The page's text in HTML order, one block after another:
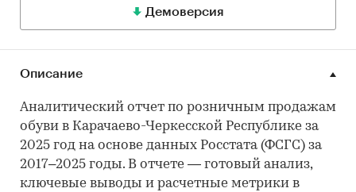
Демоверсия
Описание
Аналитический отчет по розничным продажам
обуви в Карачаево-Черкесской Республике за
2025 год на основе данных Росстата (ФСГС) за
2017–2025 годы. В отчете — готовый анализ,
ключевые выводы и расчетные метрики в